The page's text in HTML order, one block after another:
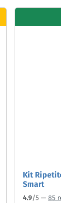
Kit
Smart
4.9/5 — 85